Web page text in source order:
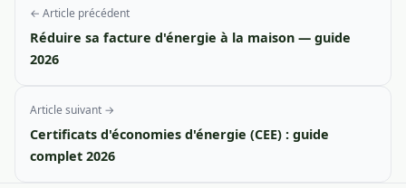
← Article précédent
Réduire sa facture d'énergie à la maison — guide
2026
Article suivant →
Certificats d'économies d'énergie (CEE) : guide
complet 2026